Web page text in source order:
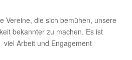
Vereine, die sich bemühen, unsere
bekannter zu machen. Es ist
Arbeit und Engagement